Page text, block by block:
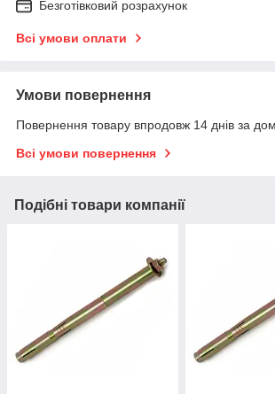
Безготівковий розрахунок
Всі умови оплати
Умови повернення
Повернення товару впродовж 14 днів за
Всі умови повернення
Подібні товари компанії